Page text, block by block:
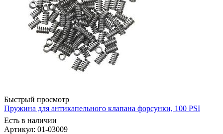
Быстрый просмотр
Пружина для антикапельного клапана форсунки, 100 PSI
Есть в наличии
Артикул: 01-03009